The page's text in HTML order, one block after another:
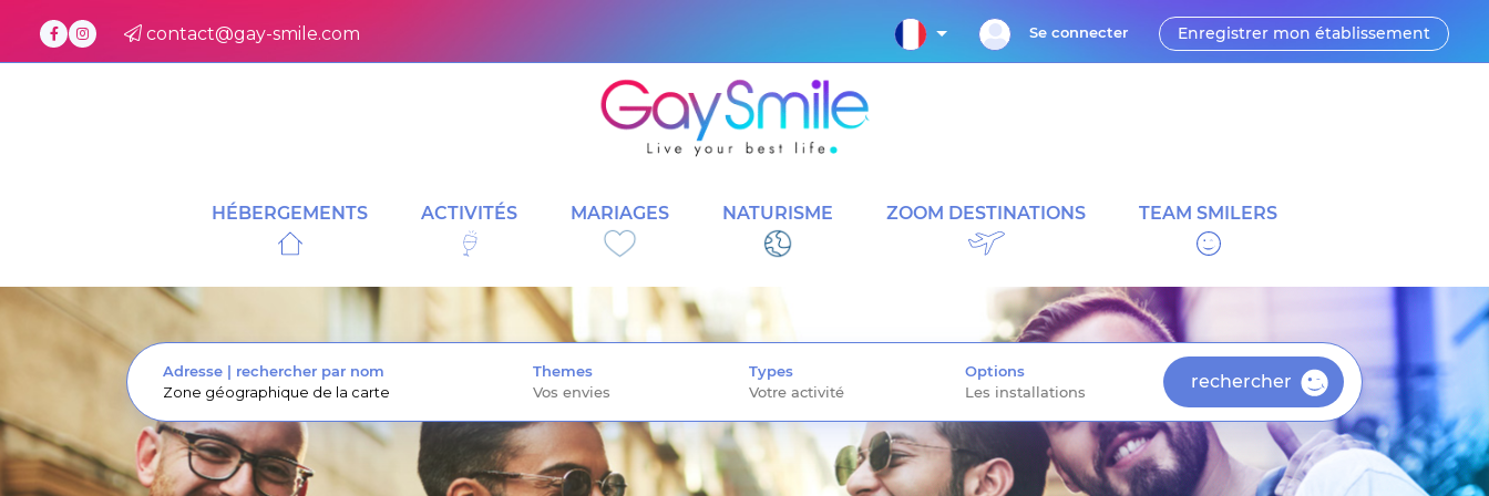
contact@gay-smile.com Se connecter Enregistrer mon établissement
HÉBERGEMENTS ACTIVITÉS MARIAGES NATURISME ZOOM DESTINATIONS TEAM SMILERS
Adresse rechercher par nom Themes Types Options